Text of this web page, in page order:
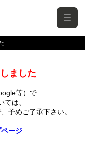
ました
等）で
ては、
予めご了承下さい。
ページ